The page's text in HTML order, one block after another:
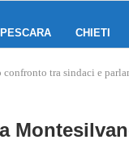
PESCARA CHIETI
tra sindaci e